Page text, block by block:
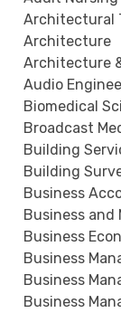
Architectural
Architecture
Architecture
Audio
Biomedical
Broadcast
Building
Building
Business
Business and
Business
Business
Business
Business